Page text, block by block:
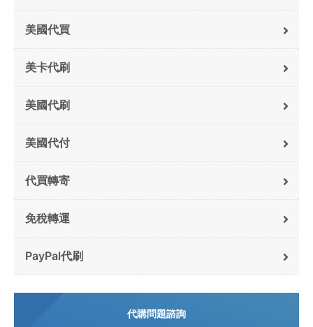
美國代買
美卡代刷
美國代刷
美國代付
代買轉寄
免稅轉運
PayPal代刷
代購問題諮詢